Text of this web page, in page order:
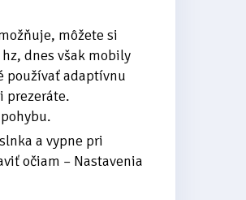
môžete si
dnes však mobily
používať adaptívnu
prezeráte.
a vypne pri
očiam – Nastavenia